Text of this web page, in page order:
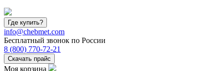
Где купить?
info@chebmet.com
Бесплатный звонок по России
8 (800) 770-72-21
Скачать прайс
Моя корзина